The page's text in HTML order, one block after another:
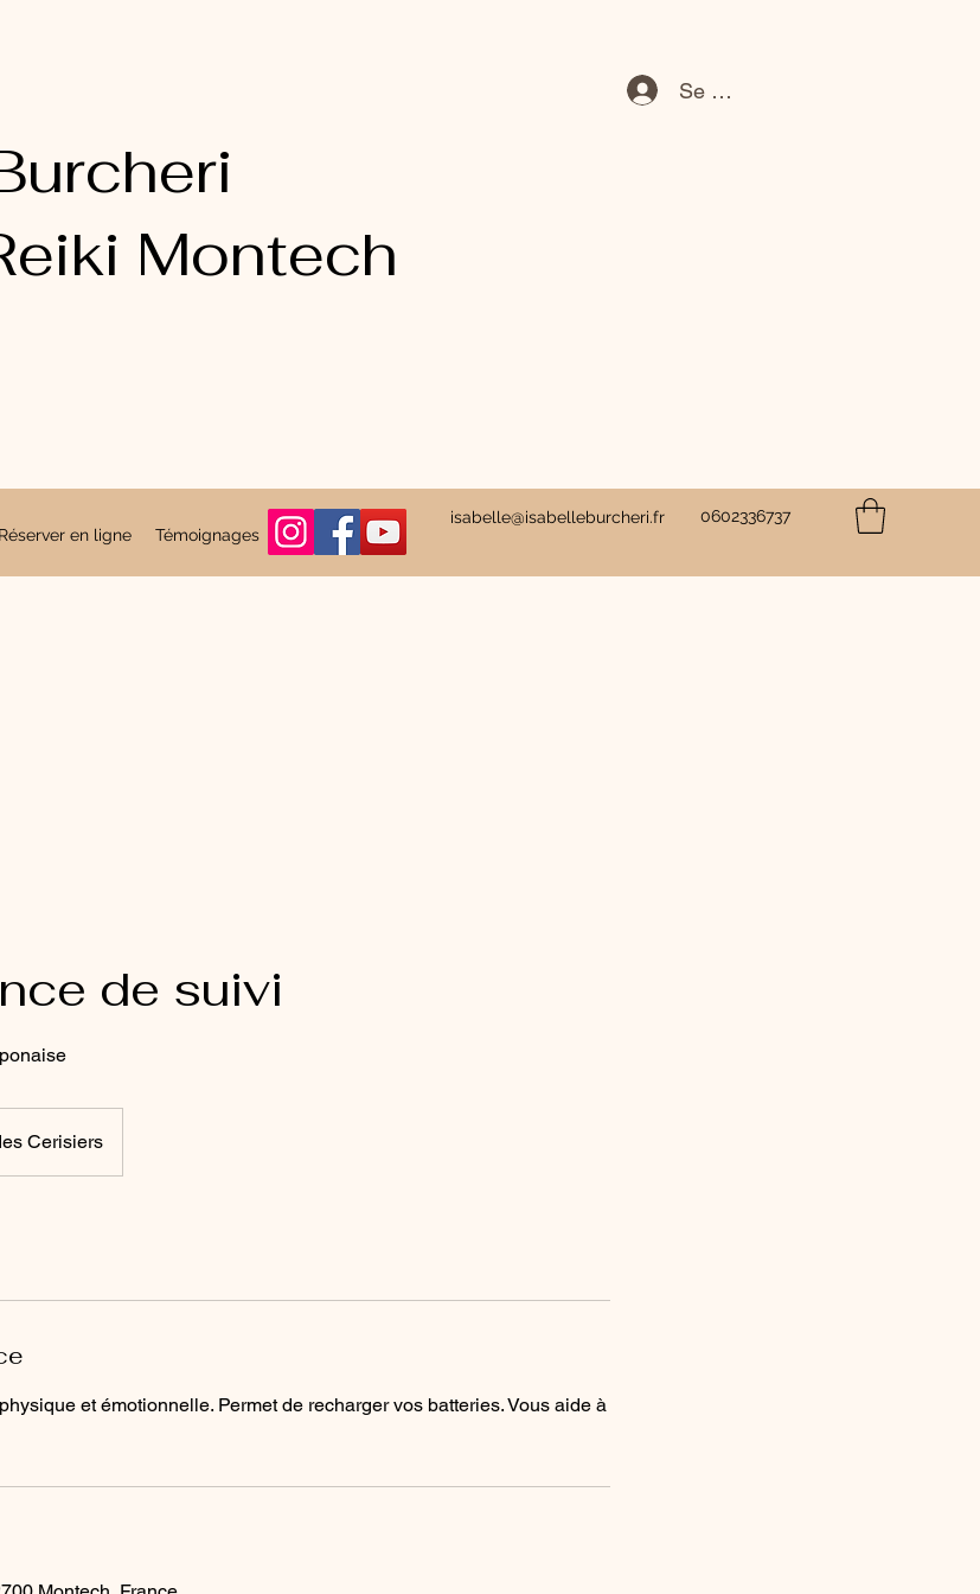
Montech​
Réserver en ligne Témoignages Plus
isabelle@isabelleburcheri.fr 0602336737
Se connecter
de suivi
Cerisiers
et émotionnelle. Permet de recharger vos batteries. Vous aide à